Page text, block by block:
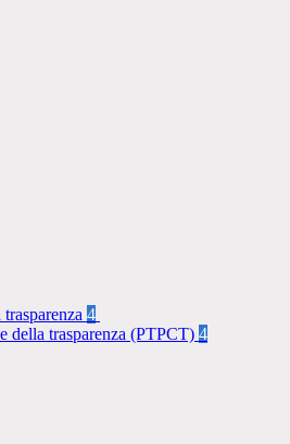
4
della trasparenza (PTPCT) 4